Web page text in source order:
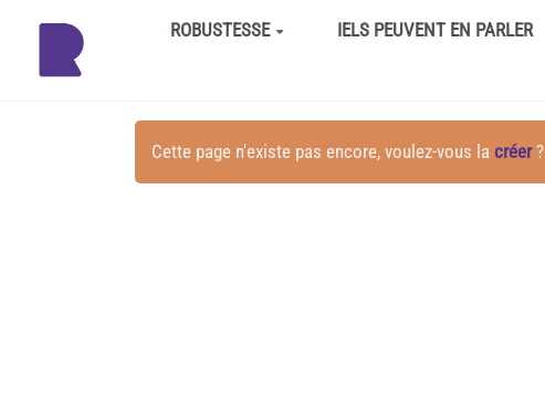
Aller au contenu principalROBUSTESSE IELS PEUVENT EN PARLER
Cette page n'existe pas encore, voulez-vous la créer?